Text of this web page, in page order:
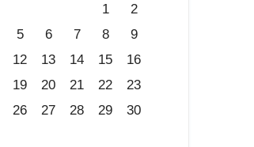
1
2
5 6 7 8
9
12 13 14 15
16
19 20 21 22
23
26 27 28 29
30